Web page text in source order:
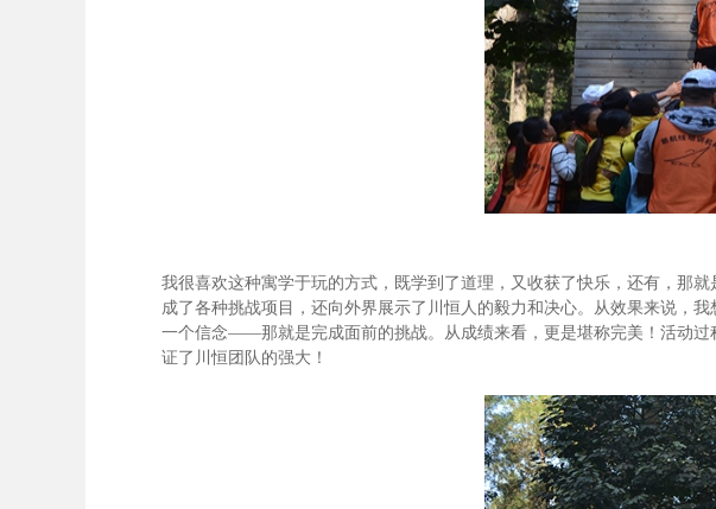
我很喜欢这种寓学于玩的方式，既学到了道理，又收获了快乐，还有，那
成了各种挑战项目，还向外界展示了川恒人的毅力和决心。从效果来说，
一个信念——那就是完成面前的挑战。从成绩来看，更是堪称完美！活动过
证了川恒团队的强大！